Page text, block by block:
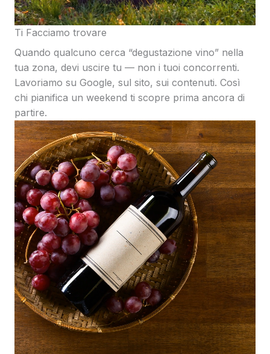
Ti Facciamo trovare
Quando qualcuno cerca “degustazione vino” nella
tua zona, devi uscire tu — non i tuoi concorrenti.
Lavoriamo su Google, sul sito, sui contenuti. Così
chi pianifica un weekend ti scopre prima ancora di
partire.